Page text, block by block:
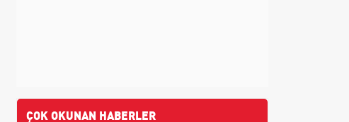
ÇOK OKUNAN HABERLER